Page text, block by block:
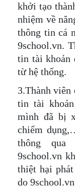
khởi tạo
nhiệm về
thông tin cá
9school.vn.
tin tài khoản
từ hệ thống.
3.Thành viên
tin tài
mình đã bị
chiếm
thông
9school.vn
thiệt hại
do